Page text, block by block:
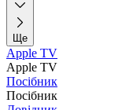
Ще
Apple TV
Apple TV
Посібник
Посібник